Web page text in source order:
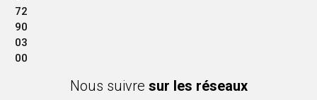
72
90
03
00
Nous suivre sur les réseaux